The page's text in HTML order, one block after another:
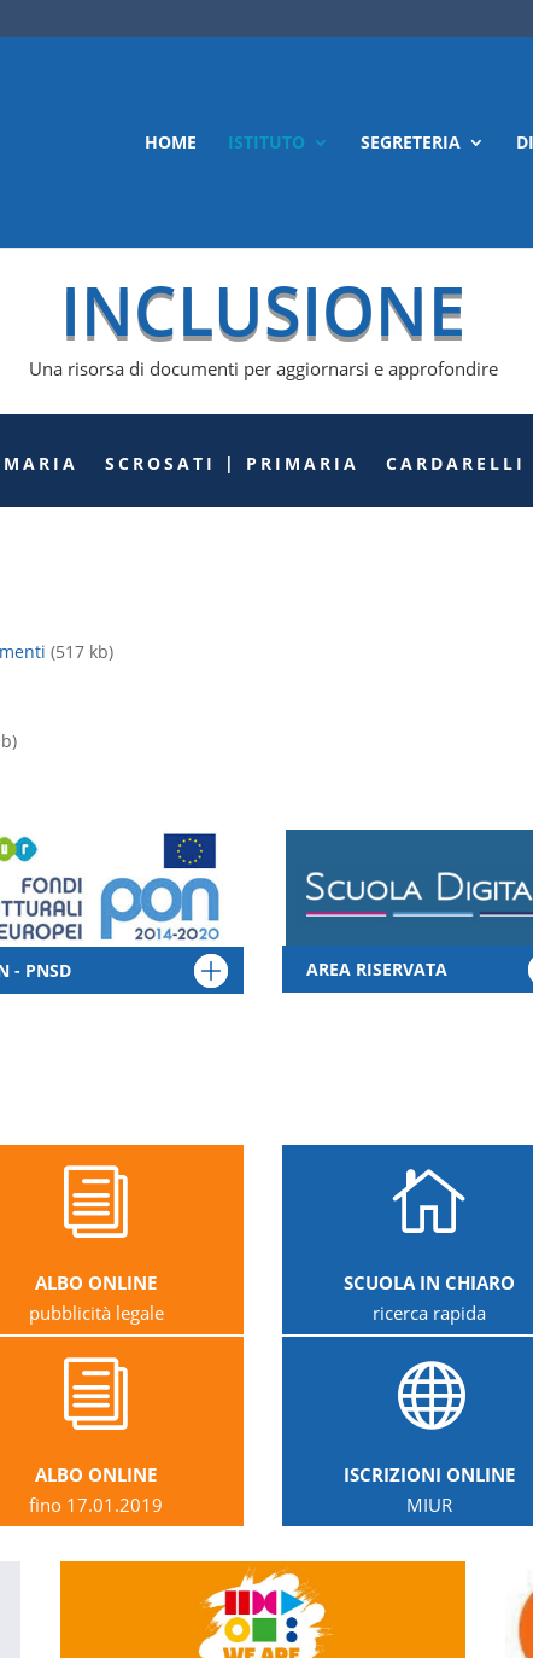
HOME ISTITUTO SEGRETERIA
INCLUSIONE
Una risorsa di documenti per aggiornarsi e approfondire
SCROSATI | PRIMARIA
(517 kb)
- PNSD AREA RISERVATA
i
ALBO ONLINE
pubblicità legale
i
ALBO ONLINE
fino 17.01.2019

SCUOLA IN CHIARO
ricerca rapida

ISCRIZIONI ONLINE
MIUR